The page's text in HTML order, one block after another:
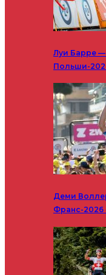
Луи Барре —
Польши-
Деми
Франс-2026